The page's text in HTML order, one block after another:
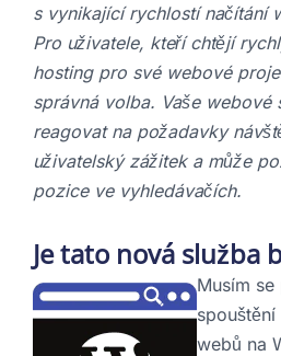
s vynikající rychlostí načítání
Pro uživatele, kteří chtějí
hosting pro své webové
správná volba. Vaše webové
reagovat na požadavky
uživatelský zážitek a může
pozice ve vyhledávačích.
Je tato nová služba
Musím se
webů na